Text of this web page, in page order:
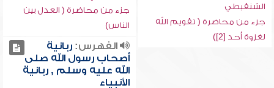
الشنقيطي
جزء من محاضرة ( تقويم الله
لغزوة أحد [2])
جزء من محاضرة ( العدل بين
الناس)
الفهرس:ربانية
أصحاب رسول الله صلى
الله عليه وسلم , ربانية
الأنبياء